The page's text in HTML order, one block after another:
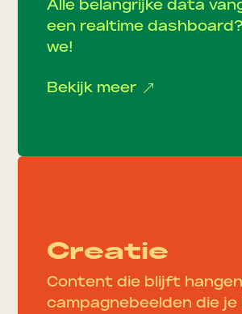
Alle belangrijke data
een realtime
we!
Bekijk meer &
Creatie
Content die blijft
campagnebeelden die je